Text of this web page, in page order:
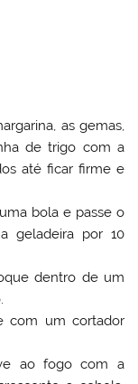
as gemas,
de trigo com a
até ficar firme e
bola e passe o
geladeira por 10
dentro de um
com um cortador
ao fogo com a